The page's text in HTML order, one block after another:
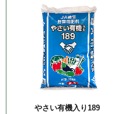
やさい有機入り189